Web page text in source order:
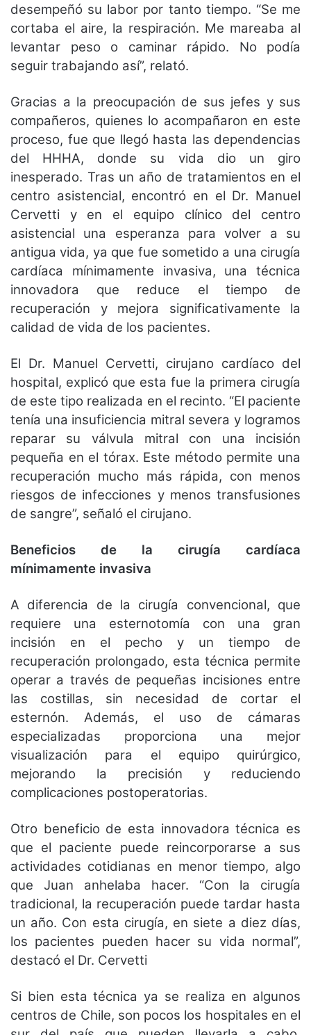
desempeñó su labor por tanto tiempo. “Se me
cortaba el aire, la respiración. Me mareaba al
levantar peso o caminar rápido. No podía
seguir trabajando así”, relató.
Gracias a la preocupación de sus jefes y sus
compañeros, quienes lo acompañaron en este
proceso, fue que llegó hasta las dependencias
del HHHA, donde su vida dio un giro
inesperado. Tras un año de tratamientos en el
centro asistencial, encontró en el Dr. Manuel
Cervetti y en el equipo clínico del centro
asistencial una esperanza para volver a su
antigua vida, ya que fue sometido a una cirugía
cardíaca mínimamente invasiva, una técnica
innovadora que reduce el tiempo de
recuperación y mejora significativamente la
calidad de vida de los pacientes.
El Dr. Manuel Cervetti, cirujano cardíaco del
hospital, explicó que esta fue la primera cirugía
de este tipo realizada en el recinto. “El paciente
tenía una insuficiencia mitral severa y logramos
reparar su válvula mitral con una incisión
pequeña en el tórax. Este método permite una
recuperación mucho más rápida, con menos
riesgos de infecciones y menos transfusiones
de sangre”, señaló el cirujano.
Beneficios de la cirugía cardíaca
mínimamente invasiva
A diferencia de la cirugía convencional, que
requiere una esternotomía con una gran
incisión en el pecho y un tiempo de
recuperación prolongado, esta técnica permite
operar a través de pequeñas incisiones entre
las costillas, sin necesidad de cortar el
esternón. Además, el uso de cámaras
especializadas proporciona una mejor
visualización para el equipo quirúrgico,
mejorando la precisión y reduciendo
complicaciones postoperatorias.
Otro beneficio de esta innovadora técnica es
que el paciente puede reincorporarse a sus
actividades cotidianas en menor tiempo, algo
que Juan anhelaba hacer. “Con la cirugía
tradicional, la recuperación puede tardar hasta
un año. Con esta cirugía, en siete a diez días,
los pacientes pueden hacer su vida normal”,
destacó el Dr. Cervetti
Si bien esta técnica ya se realiza en algunos
centros de Chile, son pocos los hospitales en el